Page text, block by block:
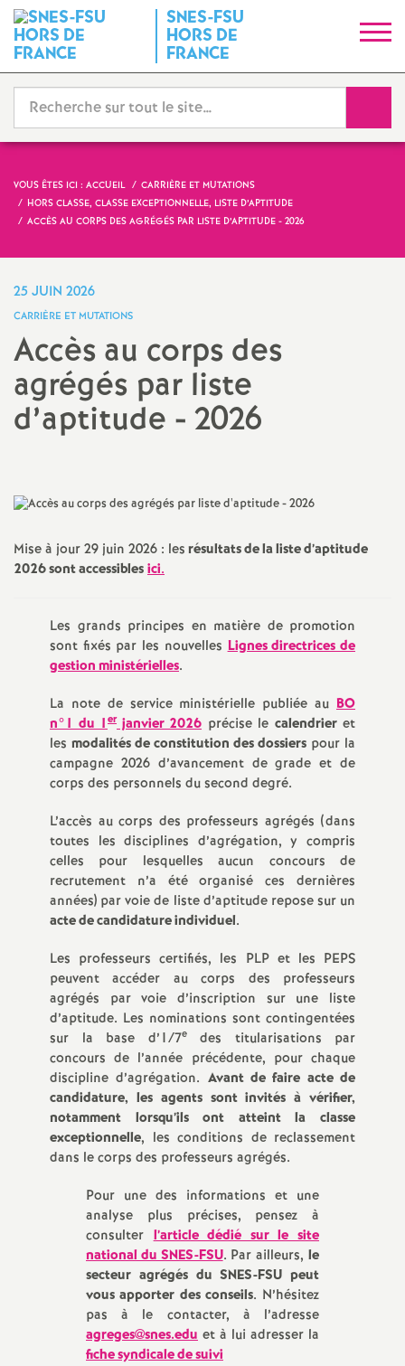
SNES-FSU
HORS DE
FRANCE
y
n
i
c
t
i
n
l
d
e
s
E
n
s
e
i
g
n
e
m
e
VOUS ÊTES ICI : ACCUEIL
CARRIÈRE ET MUTATIONS
HORS CLASSE, CLASSE EXCEPTIONNELLE, LISTE D’APTITUDE
ACCÈS AU CORPS DES AGRÉGÉS PAR LISTE D’APTITUDE - 2026
25 JUIN 2026
CARRIÈRE ET MUTATIONS
Accès au corps des
agrégés par liste
d’aptitude - 2026
Mise à jour 29 juin 2026 : lesrésultats de la liste d’aptitude
2026 sont accessiblesici.
Les grands principes en matière de promotion
sont fixés par les nouvellesLignes directrices de
gestion ministérielles.
La note de service ministérielle publiée au BO
n°1 du 1erjanvier 2026 précise le calendrieret
les modalités de constitution des dossiers pour la
campagne 2026 d’avancement de grade et de
corps des personnels du second degré.
L’accès au corps des professeurs agrégés (dans
toutes les disciplines d’agrégation, y compris
celles pour lesquelles aucun concours de
recrutement n’a été organisé ces dernières
années) par voie de liste d’aptitude repose sur un
acte de candidature individuel.
Les professeurs certifiés, les PLP et les PEPS
peuvent accéder au corps des professeurs
agrégés par voie d’inscription sur une liste
d’aptitude. Les nominations sont contingentées
sur la base d’1/7edes titularisations par
concours de l’année précédente, pour chaque
discipline d’agrégation. Avant de faire acte de
candidature, les agents sont invités à vérifier,
notamment lorsqu’ils ont atteint la classe
exceptionnelle, les conditions de reclassement
dans le corps des professeurs agrégés.
Pour une des informations et une
analyse plus précises, pensez à
consulterl’article dédié sur le site
national du SNES-FSU. Par ailleurs,le
secteur agrégés du SNES-FSU peut
vous apporter des conseils. N’hésitez
pas à le contacter, à l’adresse
agreges@snes.edu et à lui adresser la
fiche syndicale de suivi